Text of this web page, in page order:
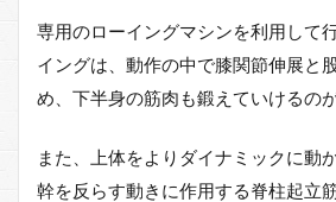
専用のローイングマシンを利用して
イングは、動作の中で膝関節伸展と
め、下半身の筋肉も鍛えていけるの
また、上体をよりダイナミックに動
幹を反らす動きに作用する脊柱起立